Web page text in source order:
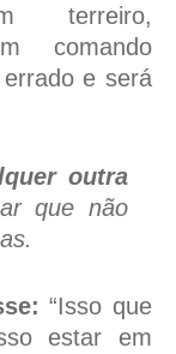
terreiro,
comando
e será
outra
que não
“Isso que
estar em